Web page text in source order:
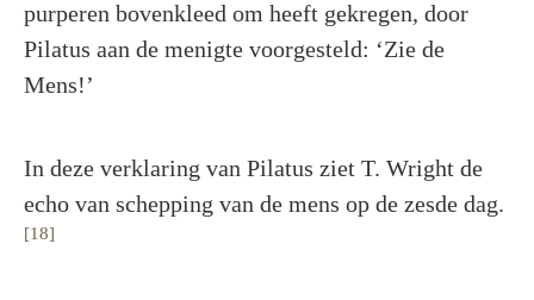
purperen bovenkleed om heeft gekregen, door
Pilatus aan de menigte voorgesteld: ‘Zie de
Mens!’
In deze verklaring van Pilatus ziet T. Wright de
echo van schepping van de mens op de zesde dag.
[18]